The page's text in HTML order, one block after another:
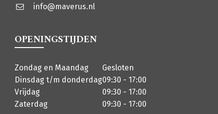
info@maverus.nl
OPENINGSTIJDEN
Zondag en Maandag
Gesloten
Dinsdag t/m donderdag09:30 - 17:00
Vrijdag
09:30 - 17:00
Zaterdag
09:30 - 17:00